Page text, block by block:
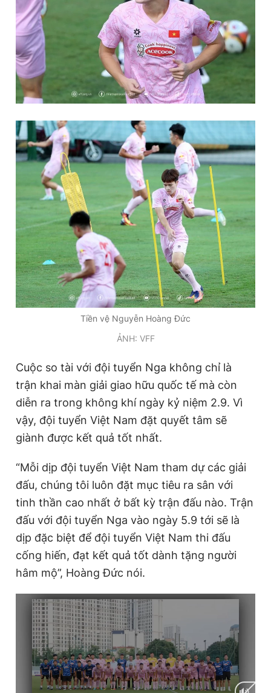
Hotline
0906 645 777
Liên hệ quảng cáo
0908 780 404
Đặt báo Quảng cáo RSS Tòa soạn Chính sách bảo
Tổng biên tập: Nguyễn Ngọc Toàn
Phó tổng biên tập: Lâm Hiếu Dũng
Phó tổng biên tập: Trần Việt Hưng
Tổng thư ký tòa soạn: Đức Trung
Giấy phép xuất bản số 110/GP - BTTTT cấp ngày 24.3.2020
© 2003-2026 Bản quyền thuộc về Báo Thanh Niên. Cấm sao
chép dưới mọi hình thức nếu không có sự chấp thuận bằng văn
bản. Phát triển bởi ePi Technologies, JSC.
Tiền vệ Nguyễn Hoàng Đức
ẢNH: VFF
Cuộc so tài với đội tuyển Nga không chỉ là
trận khai màn giải giao hữu quốc tế mà còn
diễn ra trong không khí ngày kỷ niệm 2.9. Vì
vậy, đội tuyển Việt Nam đặt quyết tâm sẽ
giành được kết quả tốt nhất.
“Mỗi dịp đội tuyển Việt Nam tham dự các giải
đấu, chúng tôi luôn đặt mục tiêu ra sân với
tinh thần cao nhất ở bất kỳ trận đấu nào. Trận
đấu với đội tuyển Nga vào ngày 5.9 tới sẽ là
dịp đặc biệt để đội tuyển Việt Nam thi đấu
cống hiến, đạt kết quả tốt dành tặng người
hâm mộ”, Hoàng Đức nói.